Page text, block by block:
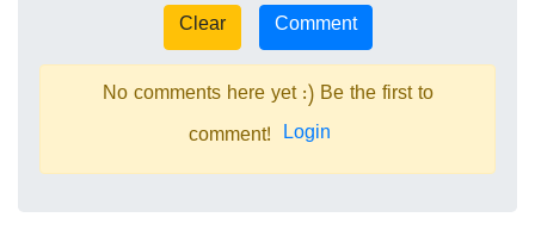
No comments here yet :) Be the first to
comment! Login